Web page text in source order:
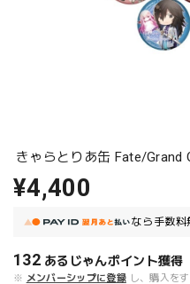
きゃらとりあ缶 Fate/Grand
¥4,400
なら 手数料
132 あるじゃんポイント獲得
※ メンバーシップに登録 し、購入を